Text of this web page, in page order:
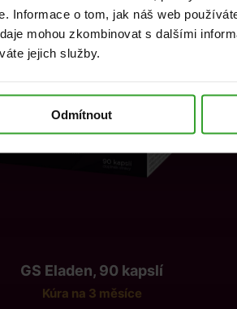
Informace o tom, jak náš web
mohou zkombinovat s dalšími
jejich služby.
Odmítnout
GS Eladen, 90 kapslí
Kúra na 3 měsíce